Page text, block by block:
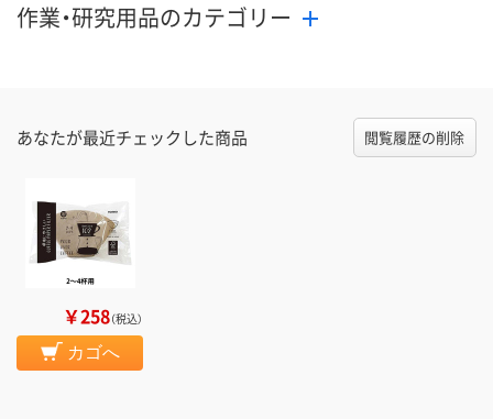
作業・研究用品のカテゴリー
あなたが最近チェックした商品 閲覧履歴の削除
￥258（税込）
カゴへ